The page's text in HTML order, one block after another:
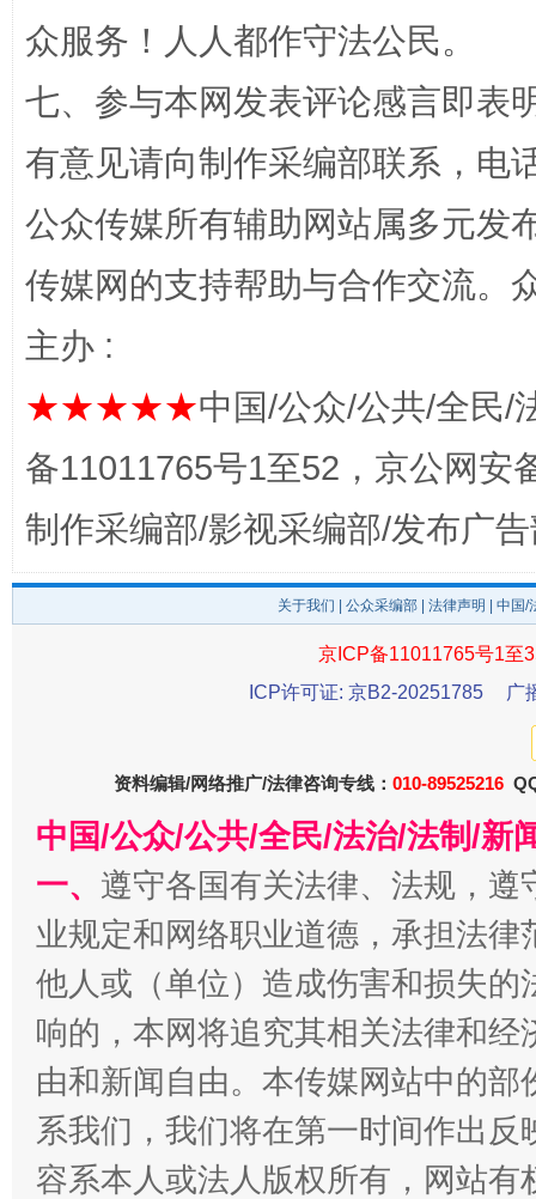
完善运行机制助力责任有效落实 一纸欠
东山县通报“牛蛙产品抗生素超标问题”
揭开“小金库”的免责幌子
众服务！人人都作守法公民。
七、参与本网发表评论感言即表
有意见请向制作采编部联系，电
公众传媒所有辅助网站属多元发
传媒网的支持帮助与合作交流。
主办 :
★★★★★中国/公众/公共/全民/
备11011765号1至52，京公网安
制作采编部/影视采编部/发布广
关于我们 公众采编部 法律声明 | 中国
京ICP备11011765号1至
ICP许可证: 京B2-20251785
广
资料编辑/网络推广/法律咨询专线： 010-89525216
中国/公众/公共/全民/法治/法制/新
一、 遵守各国有关法律、法规，
业规定和网络职业道德，承担法
他人或（单位）造成伤害和损失
响的，本网将追究其相关法律和
由和新闻自由。本传媒网站中的
系我们，我们将在第一时间作出
容系本人或法人版权所有，网站